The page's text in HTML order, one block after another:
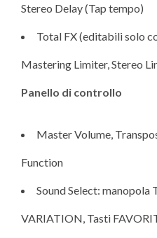
Stereo Delay (Tap tempo)
Total FX (editabili solo
Mastering Limiter, Stereo
Panello di controllo
Master Volume,
Function
Sound Select: manopola
VARIATION, Tasti